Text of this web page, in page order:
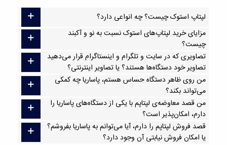
لپتاپ استوک چیست؟ چه انواعی دارد؟
مزایای خرید لپتاپ‌های استوک نسبت به نو و آکبند
چیست؟
تصاویری که در سایت و تلگرام و اینستاگرام قرار می‌دهید
تصاویر خود دستگاه‌ها هستند؟ یا تصاویر اینترنتی؟
من روی ظاهر دستگاه حساس هستم، پاساریا چه کمکی
می‌تواند بکند؟
من قصد معاوضه‌ی لپتاپم با یکی از دستگاه‌های پاساریا را
دارم، امکان‌پذیر است؟
قصد فروش لپتاپم را دارم، آیا می‌توانم به پاساریا بفروشم؟
یا امکان فروش نیابتی آن وجود دارد؟